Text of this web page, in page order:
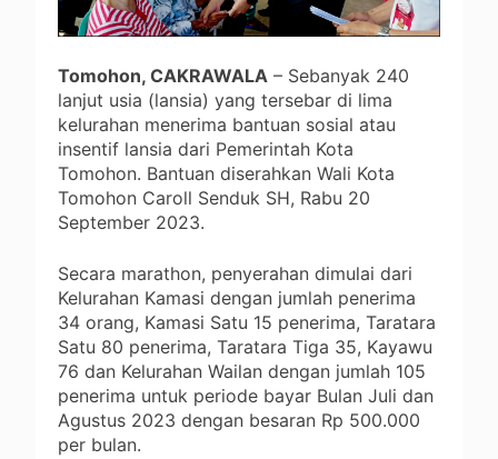
Tomohon, CAKRAWALA – Sebanyak 240
lanjut usia (lansia) yang tersebar di lima
kelurahan menerima bantuan sosial atau
insentif lansia dari Pemerintah Kota
Tomohon. Bantuan diserahkan Wali Kota
Tomohon Caroll Senduk SH, Rabu 20
September 2023.
Secara marathon, penyerahan dimulai dari
Kelurahan Kamasi dengan jumlah penerima
34 orang, Kamasi Satu 15 penerima, Taratara
Satu 80 penerima, Taratara Tiga 35, Kayawu
76 dan Kelurahan Wailan dengan jumlah 105
penerima untuk periode bayar Bulan Juli dan
Agustus 2023 dengan besaran Rp 500.000
per bulan.